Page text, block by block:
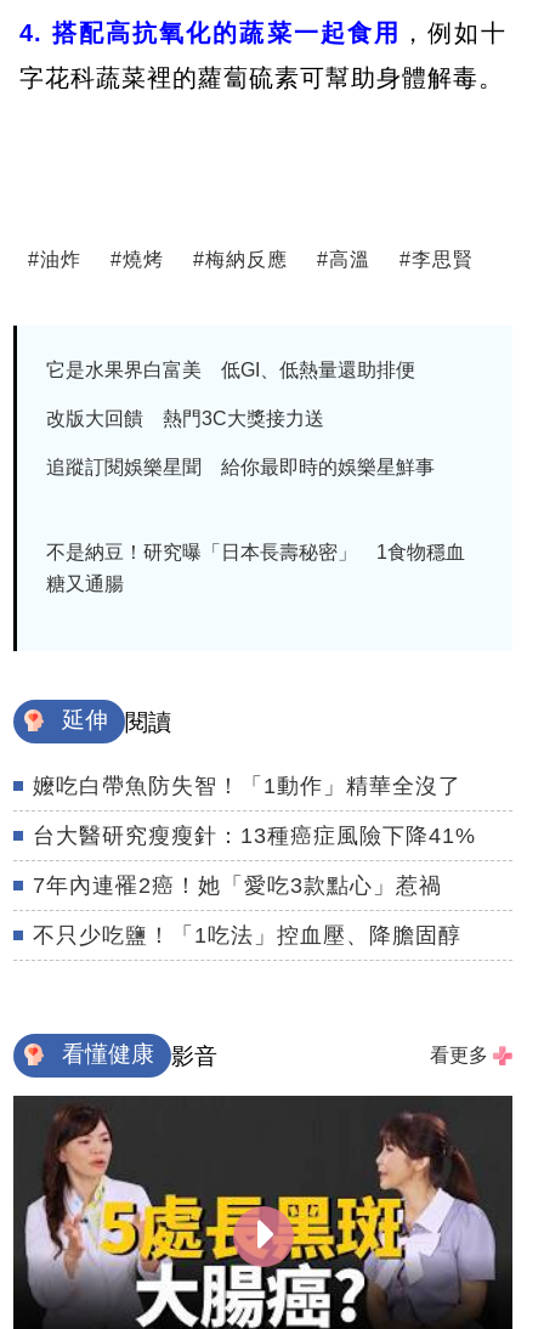
4. 搭配高抗氧化的蔬菜一起食用
，例如十
字花科蔬菜裡的蘿蔔硫素可幫助身體解毒。
#油炸 #燒烤 #梅納反應 #高溫 #李思賢
它是水果界白富美 低GI、低熱量還助排便
改版大回饋 熱門3C大獎接力送
追蹤訂閱娛樂星聞 給你最即時的娛樂星鮮事
不是納豆！研究曝「日本長壽秘密」 1食物穩血
糖又通腸
延伸 閱讀
嬤吃白帶魚防失智！「1動作」精華全沒了
台大醫研究瘦瘦針：13種癌症風險下降41%
7年內連罹2癌！她「愛吃3款點心」惹禍
不只少吃鹽！「1吃法」控血壓、降膽固醇
看懂健康 影音 看更多